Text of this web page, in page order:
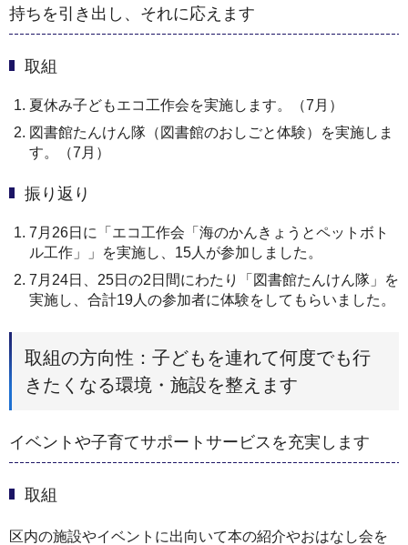
持ちを引き出し、それに応えます
取組
夏休み子どもエコ工作会を実施します。（7月）
図書館たんけん隊（図書館のおしごと体験）を実施しま
す。（7月）
振り返り
7月26日に「エコ工作会「海のかんきょうとペットボト
ル工作」」を実施し、15人が参加しました。
7月24日、25日の2日間にわたり「図書館たんけん隊」を
実施し、合計19人の参加者に体験をしてもらいました。
取組の方向性：子どもを連れて何度でも行
きたくなる環境・施設を整えます
イベントや子育てサポートサービスを充実します
取組
区内の施設やイベントに出向いて本の紹介やおはなし会を